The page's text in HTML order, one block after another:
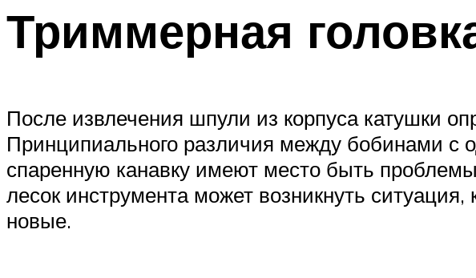
Триммерная
После извлечения шпули из корпуса катушки
Принципиального различия между бобинами с
спаренную канавку имеют место быть
лесок инструмента может возникнуть
новые.